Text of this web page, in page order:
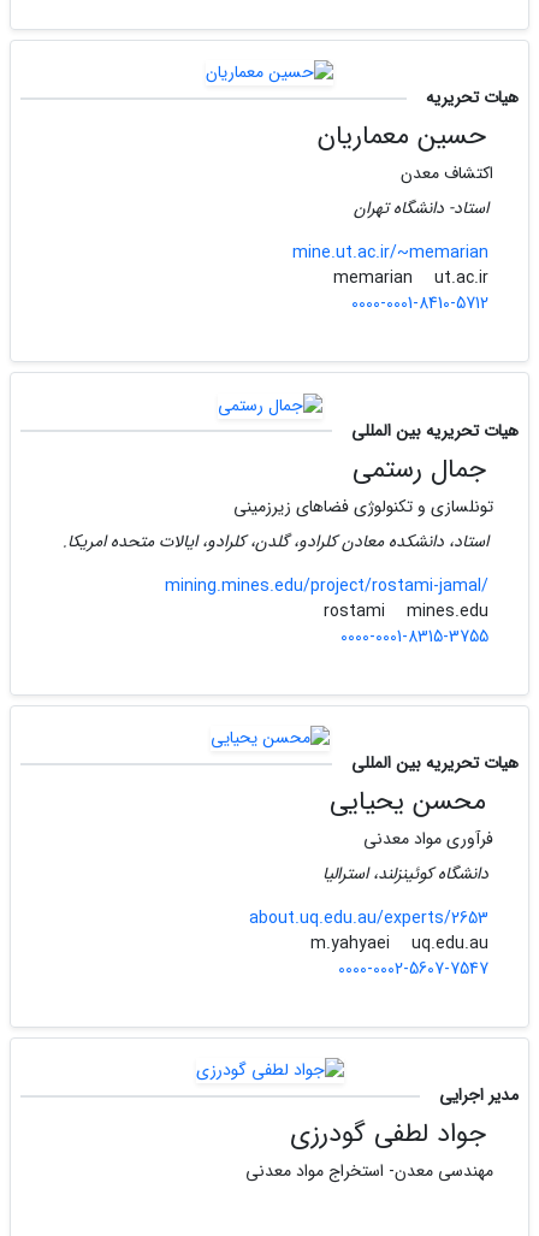
هیات تحریریه
حسین معماریان
اکتشاف معدن
استاد- دانشگاه تهران
mine.ut.ac.ir/~memarian
memarian
ut.ac.ir
0000-0001-8410-5712
هیات تحریریه بین المللی
جمال رستمی
تونلسازی و تکنولوژی فضاهای زیرزمینی
استاد، دانشکده معادن کلرادو، گلدن، کلرادو، ایالات متحده امریکا.
mining.mines.edu/project/rostami-jamal/
mines.edu
0000-0001-8315-3755
هیات تحریریه بین المللی
محسن یحیایی
فرآوری مواد معدنی
دانشگاه کوئینزلند، استرالیا
about.uq.edu.au/experts/2653
uq.edu.au
0000-0002-5607-7547
مدیر اجرایی
جواد لطفی گودرزی
مهندسی معدن- استخراج مواد معدنی